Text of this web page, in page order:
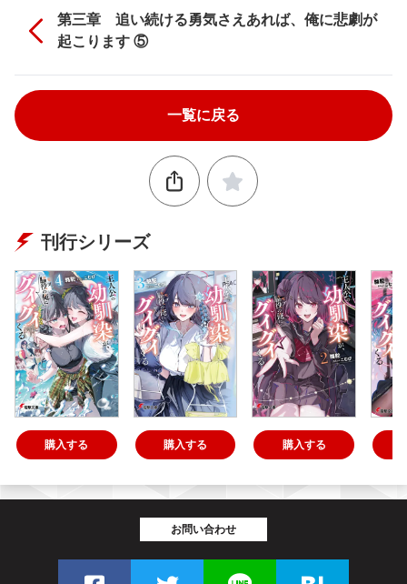
第三章 追い続ける勇気さえあれば、俺に悲劇が
起こります ⑤
一覧に戻る
刊行シリーズ
購入する 購入する 購入する
お問い合わせ